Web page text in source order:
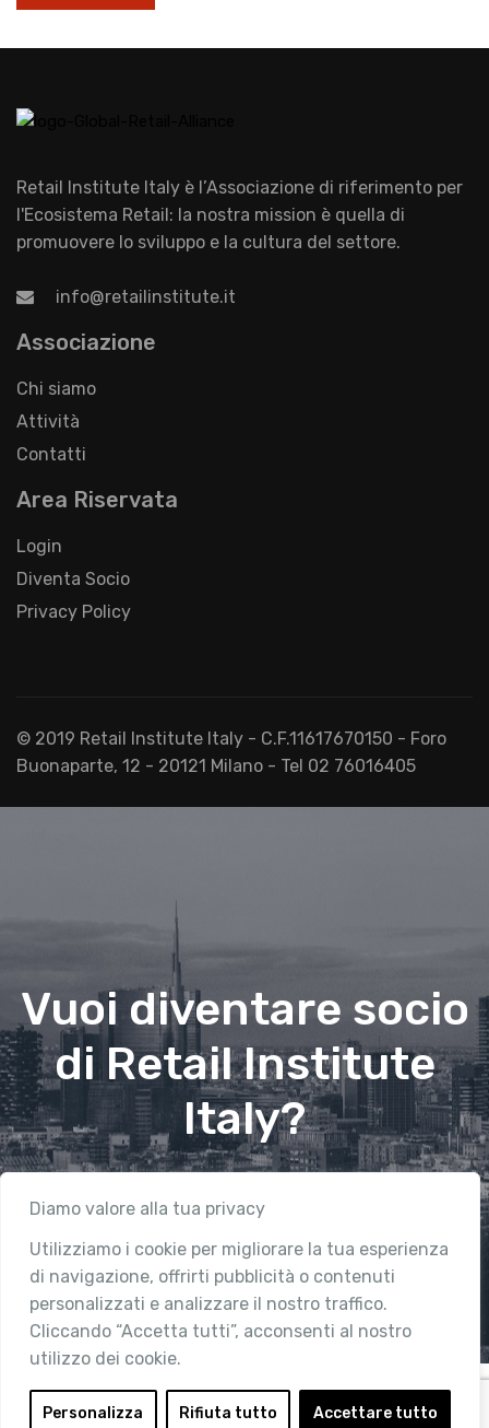
Diamo valore alla tua privacy
Utilizziamo i cookie per migliorare la tua esperienza
di navigazione, offrirti pubblicità o contenuti
personalizzati e analizzare il nostro traffico.
Cliccando “Accetta tutti”, acconsenti al nostro
utilizzo dei cookie.
Personalizza Rifiuta tutto Accettare tutto
Retail Institute Italy è l’Associazione di riferimento per
l'Ecosistema Retail: la nostra mission è quella di
promuovere lo sviluppo e la cultura del settore.
info@retailinstitute.it
Associazione
Chi siamo
Attività
Contatti
Area Riservata
Login
Diventa Socio
Privacy Policy
© 2019 Retail Institute Italy - C.F.11617670150 - Foro
Buonaparte, 12 - 20121 Milano - Tel 02 76016405
Vuoi diventare socio
di Retail Institute
Italy?
Contattaci